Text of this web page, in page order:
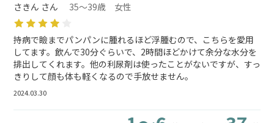
さきん さん 35～39歳 女性
持病で瞼までパンパンに腫れるほど浮腫むので、こちらを愛用
してます。飲んで30分ぐらいで、2時間ほどかけて余分な水分を
排出してくれます。他の利尿剤は使ったことがないですが、すっ
きりして顔も体も軽くなるので手放せません。
2024.03.30